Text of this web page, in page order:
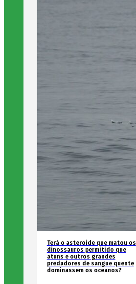
Terá o asteroide que matou os
dinossauros permitido que
atuns e outros grandes
predadores de sangue quente
dominassem os oceanos?